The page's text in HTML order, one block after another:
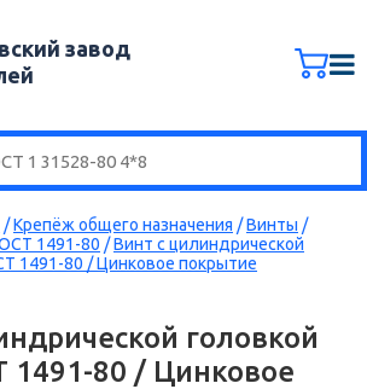
завод
/Крепёж общего назначения /Винты /
1491-80 /Винт с цилиндрической
1491-80 / Цинковое покрытие
головкой
1491-80 / Цинковое